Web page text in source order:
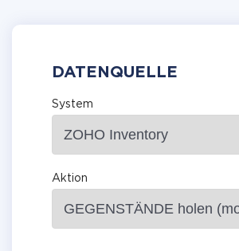
DATENQUELLE
System
Aktion